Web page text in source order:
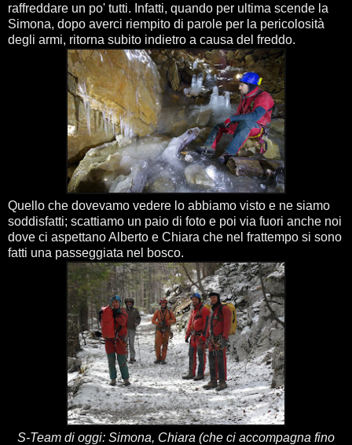
raffreddare un po' tutti. Infatti, quando per ultima scende la
Simona, dopo averci riempito di parole per la pericolosità
degli armi, ritorna subito indietro a causa del freddo.
Quello che dovevamo vedere lo abbiamo visto e ne siamo
soddisfatti; scattiamo un paio di foto e poi via fuori anche noi
dove ci aspettano Alberto e Chiara che nel frattempo si sono
fatti una passeggiata nel bosco.
S-Team di oggi: Simona, Chiara (che ci accompagna fino